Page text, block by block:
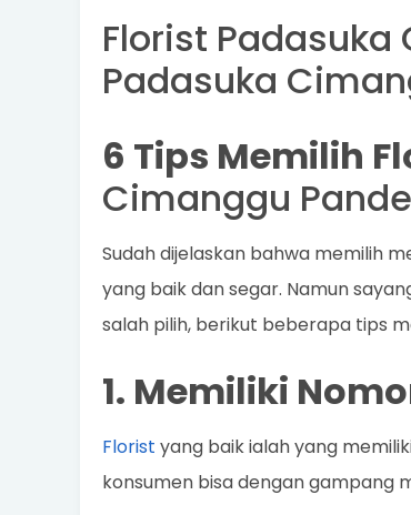
Florist
Padasuka
6 Tips Memilih
Cimanggu
Sudah dijelaskan bahwa memilih
yang baik dan segar. Namun
salah pilih, berikut beberapa tips
1. Memiliki
Florist yang baik ialah yang
konsumen bisa dengan gampang